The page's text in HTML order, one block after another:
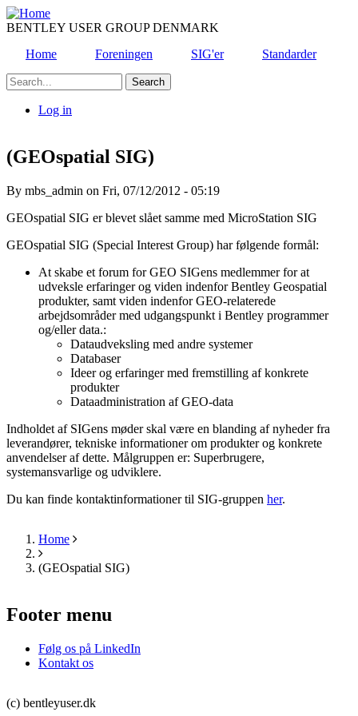
Skip
to
content
BENTLEY USER GROUP DENMARK
Home
Foreningen SIG'er
Standarder
Search
account
menu
Log in
(GEOspatial SIG)
By mbs_admin on Fri, 07/12/2012 - 05:19
GEOspatial SIG er blevet slået samme med MicroStation SIG
GEOspatial SIG (Special Interest Group) har følgende formål:
At skabe et forum for GEO SIGens medlemmer for at
udveksle erfaringer og viden indenfor Bentley Geospatial
produkter, samt viden indenfor GEO-relaterede
arbejdsområder med udgangspunkt i Bentley programmer
og/eller data.:
Dataudveksling med andre systemer
Databaser
Ideer og erfaringer med fremstilling af konkrete
produkter
Dataadministration af GEO-data
Indholdet af SIGens møder skal være en blanding af nyheder fra
leverandører, tekniske informationer om produkter og konkrete
anvendelser af dette. Målgruppen er: Superbrugere,
systemansvarlige og udviklere.
Du kan finde kontaktinformationer til SIG-gruppen her.
Breadcrumb
Home
(GEOspatial SIG)
Footer menu
Følg os på LinkedIn
Kontakt os
(c) bentleyuser.dk